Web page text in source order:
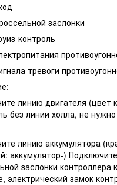
заслонки
контроль
тревоги
линию двигателя (цвет
без линии холла, не
линию аккумулятора
аккумулятор-)
заслонки контроллера
электрический замок